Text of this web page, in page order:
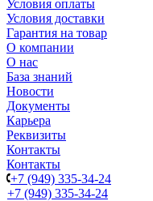
Условия оплаты
Условия доставки
Гарантия на товар
О компании
О нас
База знаний
Новости
Документы
Карьера
Реквизиты
Контакты
Контакты
+7 (949) 335-34-24
+7 (949) 335-34-24